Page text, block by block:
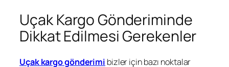
Uçak Kargo Gönderiminde
Dikkat Edilmesi Gerekenler
Uçak kargo gönderimi bizler için bazı noktalar